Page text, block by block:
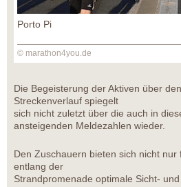
Porto Pi
© marathon4you.de
Die Begeisterung der Aktiven über
Streckenverlauf spiegelt
sich nicht zuletzt über die auch in
ansteigenden Meldezahlen wieder.
Den Zuschauern bieten sich nicht
entlang der
Strandpromenade optimale Sicht-